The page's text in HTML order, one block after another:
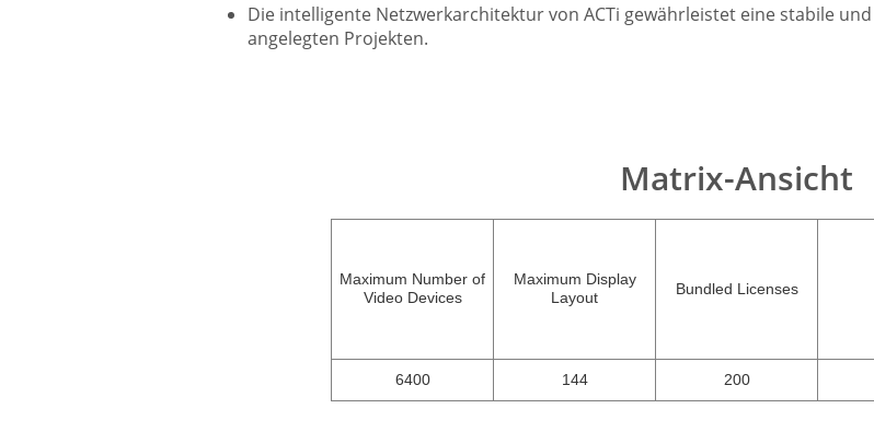
Die intelligente Netzwerkarchitektur von ACTi gewährleistet eine stabile
angelegten Projekten.
Matrix-Ansicht
Maximum Number of
Video Devices
Maximum Display
Layout
Bundled Licenses
6400 144 200